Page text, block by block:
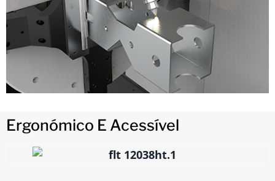
Ergonómico E Acessível